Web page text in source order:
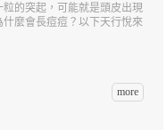
的突起，可能就是頭皮出現
麼會長痘痘？以下天行悅來
more